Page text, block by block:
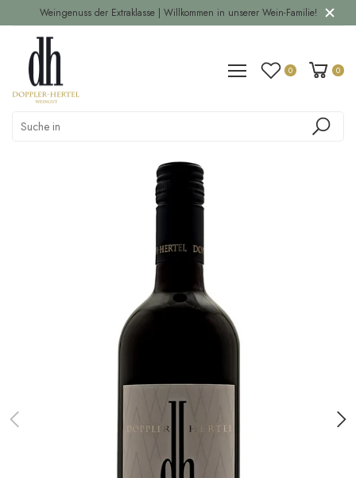
Weingenuss der Extraklasse | Willkommen in unserer Wein-Familie!
0 0